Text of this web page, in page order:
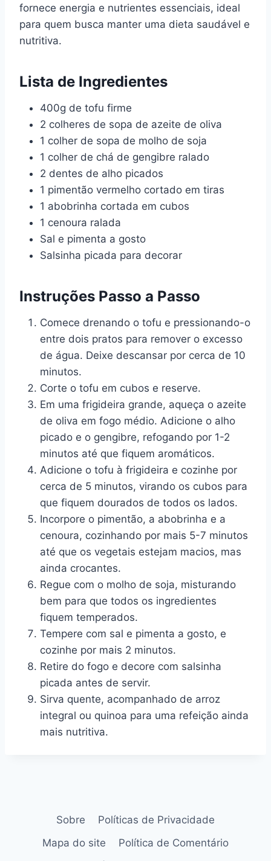
fornece energia e nutrientes essenciais, ideal
para quem busca manter uma dieta saudável e
nutritiva.
Lista de Ingredientes
400g de tofu firme
2 colheres de sopa de azeite de oliva
1 colher de sopa de molho de soja
1 colher de chá de gengibre ralado
2 dentes de alho picados
1 pimentão vermelho cortado em tiras
1 abobrinha cortada em cubos
1 cenoura ralada
Sal e pimenta a gosto
Salsinha picada para decorar
Instruções Passo a Passo
Comece drenando o tofu e pressionando-o
entre dois pratos para remover o excesso
de água. Deixe descansar por cerca de 10
minutos.
Corte o tofu em cubos e reserve.
Em uma frigideira grande, aqueça o azeite
de oliva em fogo médio. Adicione o alho
picado e o gengibre, refogando por 1-2
minutos até que fiquem aromáticos.
Adicione o tofu à frigideira e cozinhe por
cerca de 5 minutos, virando os cubos para
que fiquem dourados de todos os lados.
Incorpore o pimentão, a abobrinha e a
cenoura, cozinhando por mais 5-7 minutos
até que os vegetais estejam macios, mas
ainda crocantes.
Regue com o molho de soja, misturando
bem para que todos os ingredientes
fiquem temperados.
Tempere com sal e pimenta a gosto, e
cozinhe por mais 2 minutos.
Retire do fogo e decore com salsinha
picada antes de servir.
Sirva quente, acompanhado de arroz
integral ou quinoa para uma refeição ainda
mais nutritiva.
Sobre
Políticas de Privacidade
Mapa do site
Política de Comentário